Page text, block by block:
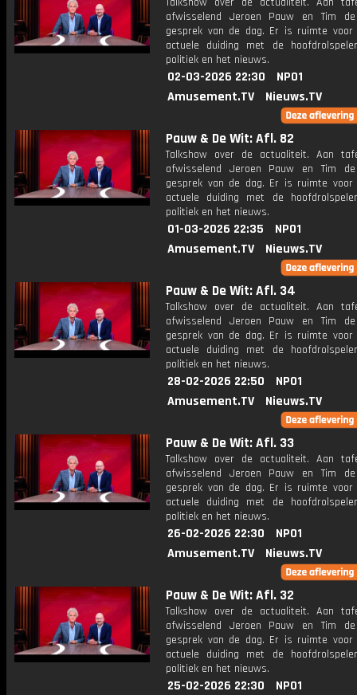
afwisselend Jeroen Pauw en Tim
gesprek van de dag. Er is ruimte
actuele duiding met de
politiek en het nieuws.
02-03-2026 22:30
NPO1
Amusement.TV
Nieuws.TV
Pauw & De Wit: Afl. 82
Talkshow over de actualiteit. Aan
afwisselend Jeroen Pauw en Tim
gesprek van de dag. Er is ruimte
actuele duiding met de
politiek en het nieuws.
01-03-2026 22:35
NPO1
Amusement.TV
Nieuws.TV
Pauw & De Wit: Afl. 34
Talkshow over de actualiteit. Aan
afwisselend Jeroen Pauw en Tim
gesprek van de dag. Er is ruimte
actuele duiding met de
politiek en het nieuws.
28-02-2026 22:50
NPO1
Amusement.TV
Nieuws.TV
Pauw & De Wit: Afl. 33
Talkshow over de actualiteit. Aan
afwisselend Jeroen Pauw en Tim
gesprek van de dag. Er is ruimte
actuele duiding met de
politiek en het nieuws.
26-02-2026 22:30
NPO1
Amusement.TV
Nieuws.TV
Pauw & De Wit: Afl. 32
Talkshow over de actualiteit. Aan
afwisselend Jeroen Pauw en Tim
gesprek van de dag. Er is ruimte
actuele duiding met de
politiek en het nieuws.
25-02-2026 22:30
NPO1